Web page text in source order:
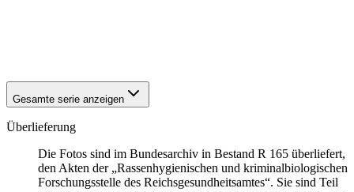
Gesamte serie anzeigen
Überlieferung
Die Fotos sind im Bundesarchiv in Bestand R 165 überliefert,
den Akten der „Rassenhygienischen und kriminalbiologischen
Forschungsstelle des Reichsgesundheitsamtes“. Sie sind Teil